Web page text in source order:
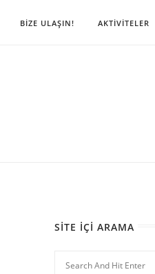
BIZE ULAŞIN! AKTİVİTELER
SITE İÇI ARAMA